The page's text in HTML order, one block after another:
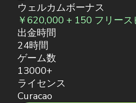
ウェルカムボーナス
￥620,000 + 150 フリース
出金時間
24時間
ゲーム数
13000+
ライセンス
Curacao